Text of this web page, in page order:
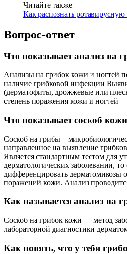
Читайте также:
Как распознать
Вопрос-ответ
Что показывает анализ на
Анализы на грибок кожи и ногтей
наличие грибковой инфекции
(дерматофиты, дрожжевые или
степень поражения кожи и ногтей
Что показывает соскоб
Соскоб на грибы –
направленное на выявление
Является стандартным тестом для
дерматологических заболеваний, то
дифференцировать дерматомикозы
поражений кожи. Анализ
Как называется анализ на
Соскоб на грибок кожи — метод
лабораторной диагностики
Как понять, что у тебя